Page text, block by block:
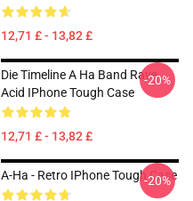
12,71 £ - 13,82 £
Die Timeline A Ha Band Rave
Acid IPhone Tough Case
12,71 £ - 13,82 £
-20%
A-Ha - Retro IPhone Tough Case
-20%